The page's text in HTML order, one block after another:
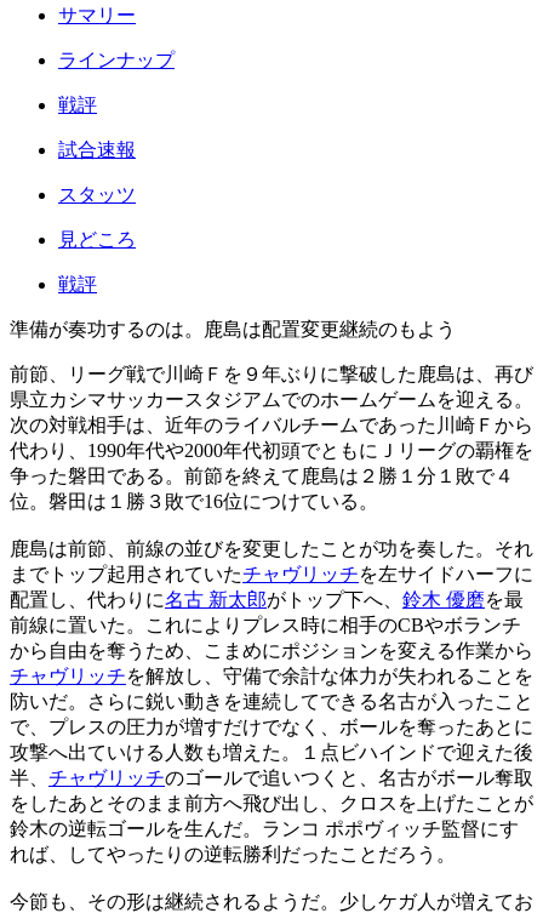
サマリー
ラインナップ
戦評
試合速報
スタッツ
見どころ
戦評
準備が奏功するのは。鹿島は配置変更継続のもよう
前節、リーグ戦で川崎Ｆを９年ぶりに撃破した鹿島は、再び
県立カシマサッカースタジアムでのホームゲームを迎える。
次の対戦相手は、近年のライバルチームであった川崎Ｆから
代わり、1990年代や2000年代初頭でともにＪリーグの覇権を
争った磐田である。前節を終えて鹿島は２勝１分１敗で４
位。磐田は１勝３敗で16位につけている。
鹿島は前節、前線の並びを変更したことが功を奏した。それ
までトップ起用されていたチャヴリッチを左サイドハーフに
配置し、代わりに名古 新太郎がトップ下へ、 鈴木 優磨を最
前線に置いた。これによりプレス時に相手のCBやボランチ
から自由を奪うため、こまめにポジションを変える作業から
チャヴリッチを解放し、守備で余計な体力が失われることを
防いだ。さらに鋭い動きを連続してできる名古が入ったこと
で、プレスの圧力が増すだけでなく、ボールを奪ったあとに
攻撃へ出ていける人数も増えた。１点ビハインドで迎えた後
半、 チャヴリッチのゴールで追いつくと、名古がボール奪取
をしたあとそのまま前方へ飛び出し、クロスを上げたことが
鈴木の逆転ゴールを生んだ。ランコ ポポヴィッチ監督にす
れば、してやったりの逆転勝利だったことだろう。
今節も、その形は継続されるようだ。少しケガ人が増えてお